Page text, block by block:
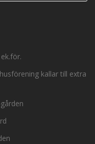
kallar till extra